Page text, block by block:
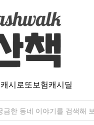
캐시로또보험캐시딜